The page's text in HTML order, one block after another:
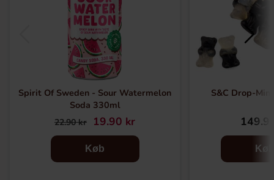
Spirit Of Sweden - Sour Watermelon
Soda 330ml
22.90 kr 19.90 kr
Køb
S&C Drop-
Køb